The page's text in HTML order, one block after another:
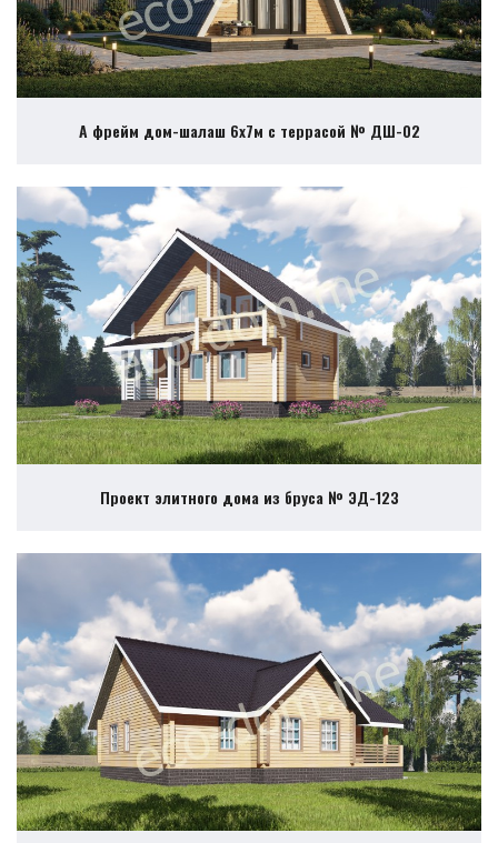
А фрейм дом-шалаш 6х7м с террасой № ДШ-02
Проект элитного дома из бруса № ЭД-123